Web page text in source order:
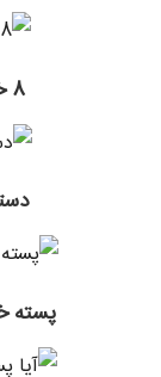
8 خاصیت پسته در دوران بارداری
پسته